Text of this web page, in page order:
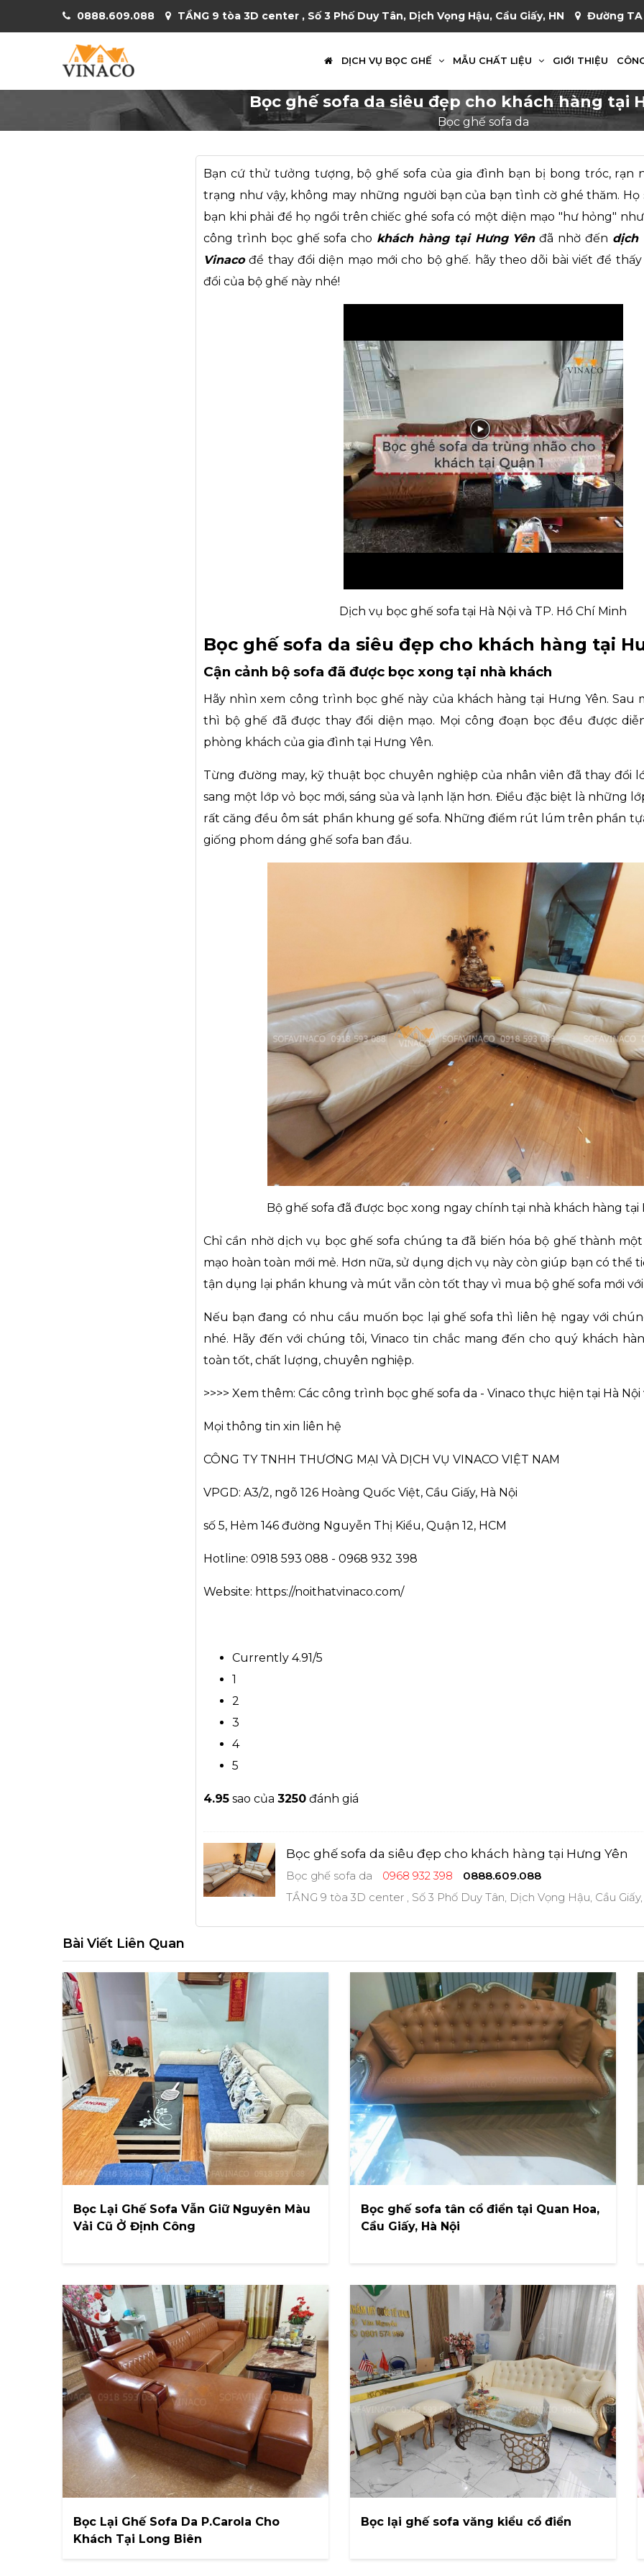
0888.609.088 TẦNG 9 tòa 3D center , Số 3 Phố Duy Tân, Dịch Vọng Hậu, Cầu Giấy, HN Đường TA
DỊCH VỤ BỌC GHẾ MẪU CHẤT LIỆU GIỚI THIỆU
Bọc ghế sofa da siêu đẹp cho khách hàng tại
Bọc ghế sofa da
Bạn cứ thử tưởng tượng, bộ ghế sofa của gia đình bạn bị bong tróc, rạn
trạng như vậy, không may những người bạn của bạn tình cờ ghé thăm. Họ
bạn khi phải để họ ngồi trên chiếc ghé sofa có một diện mạo "hư hỏng"
công trình bọc ghế sofacho khách hàng tại Hưng Yênđã nhờ đến dịch
Vinacođể thay đổi diện mạo mới cho bộ ghế. hãy theo dõi bài viết để
đổi của bộ ghế này nhé!
Dịch vụ bọc ghế sofa tại Hà Nội và TP. Hồ Chí Minh
Bọc ghế sofa da siêu đẹp cho khách hàng tại
Cận cảnh bộ sofa đã được bọc xong tại nhà khách
Hãy nhìn xem công trình bọc ghế này của khách hàng tại Hưng Yên. Sau
thì bộ ghế đã được thay đổi diện mạo. Mọi công đoạn bọc đều được
phòng khách của gia đình tại Hưng Yên.
Từng đường may, kỹ thuật bọc chuyên nghiệp của nhân viên đã thay đổi
sang một lớp vỏ bọc mới, sáng sủa và lạnh lặn hơn. Điều đặc biệt là những
rất căng đều ôm sát phần khung gế sofa. Những điểm rút lúm trên phần
giống phom dáng ghế sofa ban đầu.
Bộ ghế sofa đã được bọc xong ngay chính tại nhà khách hàng tại
Chỉ cần nhờ dịch vụ bọc ghế sofa chúng ta đã biến hóa bộ ghế thành
mạo hoàn toàn mới mẻ. Hơn nữa, sử dụng dịch vụ này còn giúp bạn có thể
tận dụng lại phần khung và mút vẫn còn tốt thay vì mua bộ ghế sofa mới
Nếu bạn đang có nhu cầu muốn bọc lại ghế sofa thì liên hệ ngay với
nhé. Hãy đến với chúng tôi, Vinaco tin chắc mang đến cho quý khách
toàn tốt, chất lượng, chuyên nghiệp.
>>>> Xem thêm: Các công trình bọc ghế sofa da - Vinaco thực hiện tại Hà Nội
Mọi thông tin xin liên hệ
CÔNG TY TNHH THƯƠNG MẠI VÀ DỊCH VỤ VINACO VIỆT NAM
VPGD: A3/2, ngõ 126 Hoàng Quốc Việt, Cầu Giấy, Hà Nội
số 5, Hẻm 146 đường Nguyễn Thị Kiểu, Quận 12, HCM
Hotline: 0918 593 088 - 0968 932 398
Website: https://noithatvinaco.com/
Currently 4.91/5
1
2
3
4
5
4.95 sao của 3250 đánh giá
Bọc ghế sofa da siêu đẹp cho khách hàng tại Hưng Yên
Bọc ghế sofa da 0968 932 398
0888.609.088
TẦNG 9 tòa 3D center , Số 3 Phố Duy Tân, Dịch Vọng Hậu, Cầu
Bài Viết Liên Quan
Bọc Lại Ghế Sofa Vẫn Giữ Nguyên Màu
Vải Cũ Ở Định Công
Bọc ghế sofa tân cổ điển tại Quan Hoa,
Cầu Giấy, Hà Nội
Bọc Lại Ghế Sofa Da P.Carola Cho
Khách Tại Long Biên
Bọc lại ghế sofa văng kiểu cổ điển